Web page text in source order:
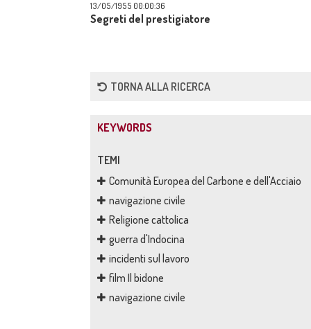
13/05/1955 00:00:36
Segreti del prestigiatore
TORNA ALLA RICERCA
KEYWORDS
TEMI
Comunità Europea del Carbone e dell'Acciaio
navigazione civile
Religione cattolica
guerra d'Indocina
incidenti sul lavoro
film Il bidone
navigazione civile